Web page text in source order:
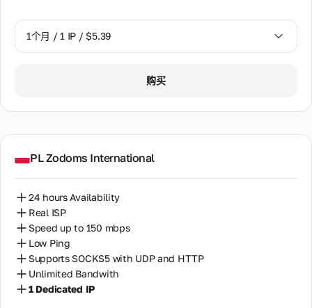
伙
伴
托
1个月 / 1 IP / $5.39
购买
PL Zodoms International
24 hours Availability
Real ISP
Speed up to 150 mbps
Low Ping
Supports SOCKS5 with UDP and HTTP
Unlimited Bandwith
1 Dedicated IP